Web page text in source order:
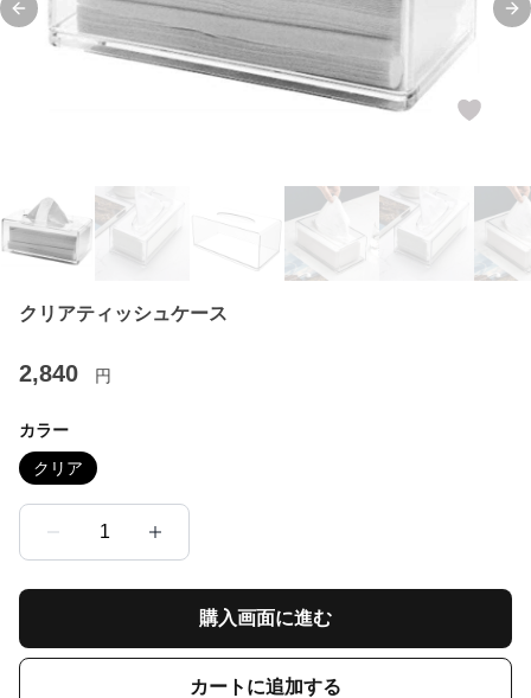
Previous slide
クリアティッシュケース
2,840 円
カラー
クリア
1
購入画面に進む
カートに追加する